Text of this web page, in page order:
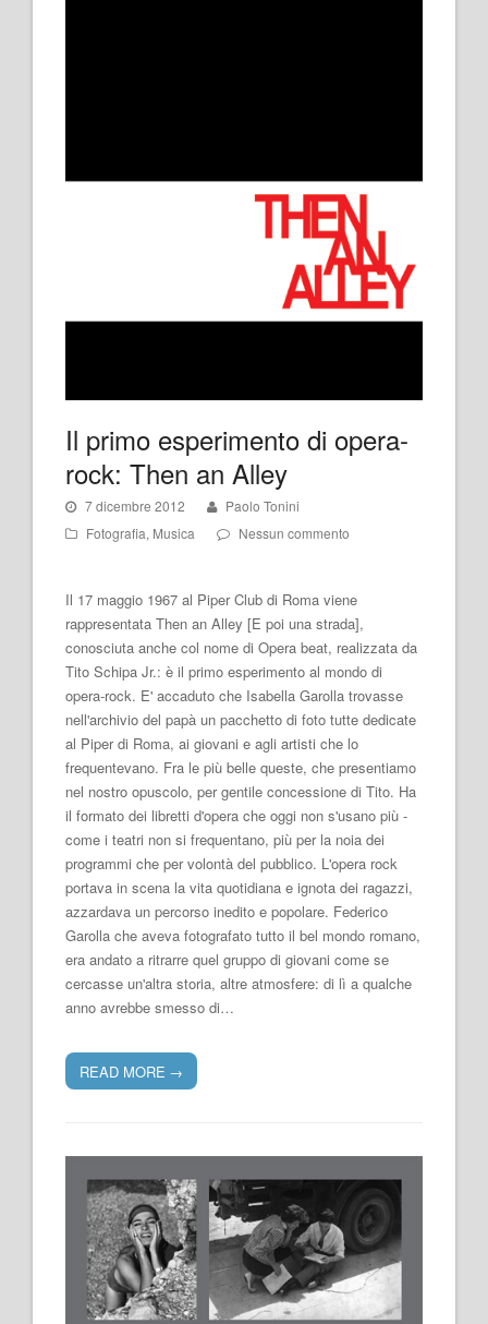
Il primo esperimento di opera-
rock: Then an Alley
7 dicembre 2012
Paolo Tonini
Fotografia, Musica Nessun commento
Il 17 maggio 1967 al Piper Club di Roma viene
rappresentata Then an Alley [E poi una strada],
conosciuta anche col nome di Opera beat, realizzata da
Tito Schipa Jr.: è il primo esperimento al mondo di
opera-rock. E' accaduto che Isabella Garolla trovasse
nell'archivio del papà un pacchetto di foto tutte dedicate
al Piper di Roma, ai giovani e agli artisti che lo
frequentevano. Fra le più belle queste, che presentiamo
nel nostro opuscolo, per gentile concessione di Tito. Ha
il formato dei libretti d'opera che oggi non s'usano più -
come i teatri non si frequentano, più per la noia dei
programmi che per volontà del pubblico. L'opera rock
portava in scena la vita quotidiana e ignota dei ragazzi,
azzardava un percorso inedito e popolare. Federico
Garolla che aveva fotografato tutto il bel mondo romano,
era andato a ritrarre quel gruppo di giovani come se
cercasse un'altra storia, altre atmosfere: di lì a qualche
anno avrebbe smesso di…
READ MORE →